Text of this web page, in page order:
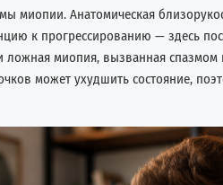
миопии. Анатомическая
к прогрессированию — здесь
ложная миопия, вызванная спазмом
может ухудшить состояние,